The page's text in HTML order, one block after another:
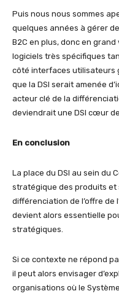
Puis nous nous sommes
quelques années à gérer
B2C en plus, donc en
logiciels très spécifiques
côté interfaces utilisateurs
que la DSI serait amenée
acteur clé de la
deviendrait une DSI cœur
En conclusion
La place du DSI au sein du
stratégique des produits et
différenciation de l’offre de
devient alors essentielle
stratégiques.
Si ce contexte ne répond
il peut alors envisager
organisations où le